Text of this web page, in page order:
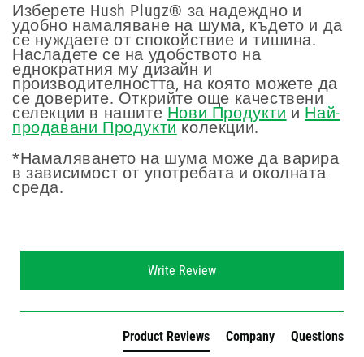
Изберете Hush Plugz® за надеждно и
удобно намаляване на шума, където и да
се нуждаете от спокойствие и тишина.
Насладете се на удобството на
еднократния му дизайн и
производителността, на която можете да
се доверите. Открийте още качествени
селекции в нашите Нови Продукти и Най-
продавани Продуктиколекции.
*Намаляването на шума може да варира
в зависимост от употребата и околната
среда.
Write Review
Product Reviews Company Questions